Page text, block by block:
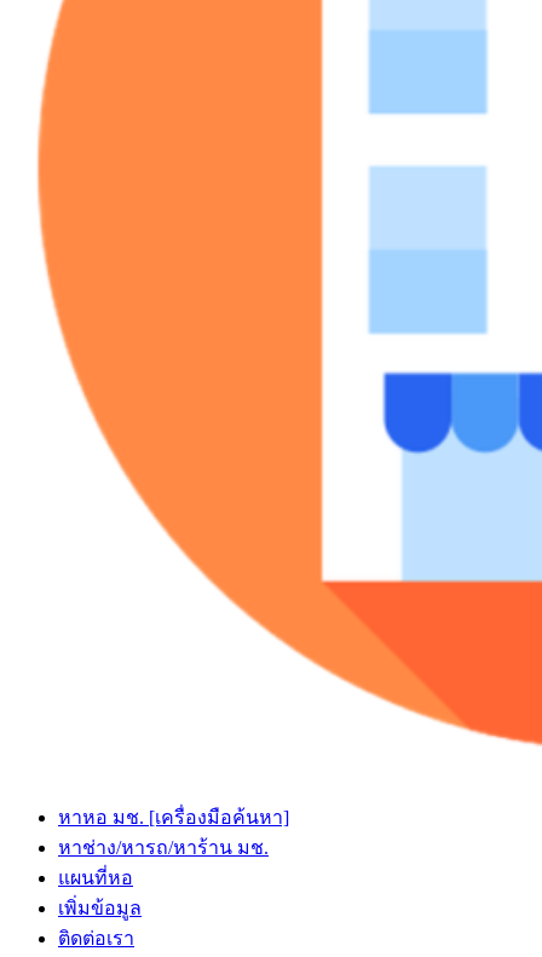
หาหอ มช. [เครื่องมือค้นหา]
หาช่าง/หารถ/หาร้าน มช.
แผนที่หอ
เพิ่มข้อมูล
ติดต่อเรา